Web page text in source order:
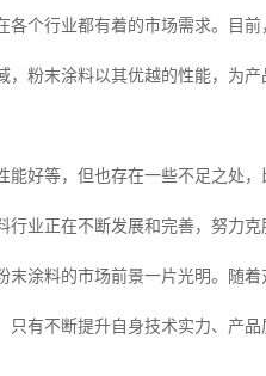
个行业都有着的市场需求。目
粉末涂料以其优越的性能，为
好等，但也存在一些不足之处
业正在不断发展和完善，努力克
涂料的市场前景一片光明。随
有不断提升自身技术实力、产